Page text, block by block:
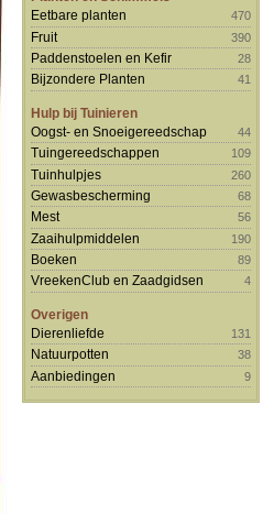
Eetbare planten
470
Fruit 390
Paddenstoelen en Kefir 28
Bijzondere Planten 41
Hulp bij Tuinieren
Oogst- en Snoeigereedschap
44
Tuingereedschappen 109
Tuinhulpjes 260
Gewasbescherming 68
Mest 56
Zaaihulpmiddelen 190
Boeken 89
VreekenClub en Zaadgidsen 4
Overigen
Dierenliefde
131
Natuurpotten 38
Aanbiedingen 9